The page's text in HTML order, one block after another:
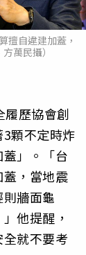
擅自違建加蓋，
萬民攝）
履歷協會創
顆不定時炸
」。「台
，當地震
牆面龜
他提醒，
就不要考